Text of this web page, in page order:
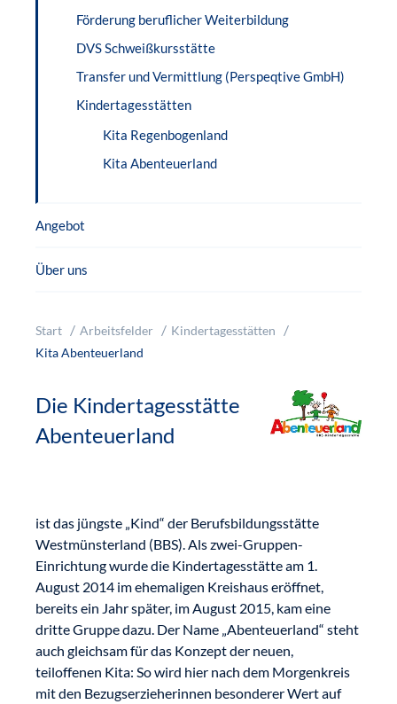
Förderung beruflicher Weiterbildung
DVS Schweißkursstätte
Transfer und Vermittlung (Perspeqtive GmbH)
Kindertagesstätten
Kita Regenbogenland
Kita Abenteuerland
Angebot
Über uns
Start Arbeitsfelder
Kindertagesstätten
Kita Abenteuerland
Die Kindertagesstätte
Abenteuerland
ist das jüngste „Kind“ der Berufsbildungsstätte
Westmünsterland (BBS). Als zwei-Gruppen-
Einrichtung wurde die Kindertagesstätte am 1.
August 2014 im ehemaligen Kreishaus eröffnet,
bereits ein Jahr später, im August 2015, kam eine
dritte Gruppe dazu. Der Name „Abenteuerland“ steht
auch gleichsam für das Konzept der neuen,
teiloffenen Kita: So wird hier nach dem Morgenkreis
mit den Bezugserzieherinnen besonderer Wert auf